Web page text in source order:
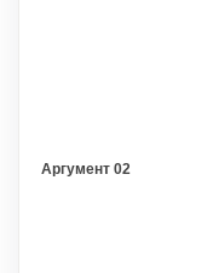
Аргумент 02